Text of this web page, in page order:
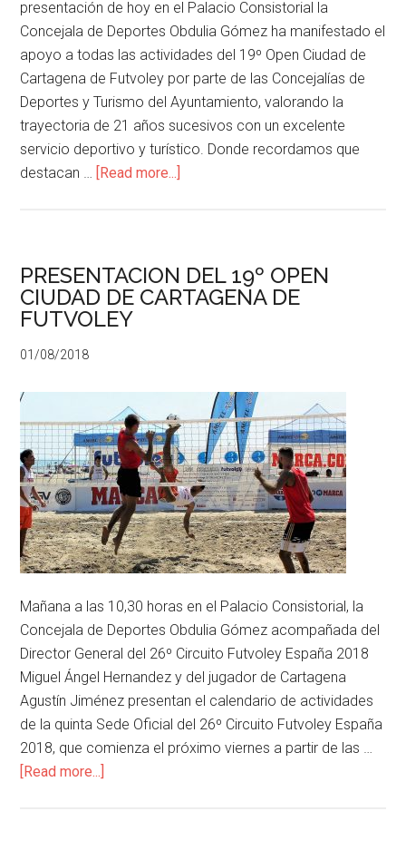
presentación de hoy en el Palacio Consistorial la
Concejala de Deportes Obdulia Gómez ha manifestado el
apoyo a todas las actividades del 19º Open Ciudad de
Cartagena de Futvoley por parte de las Concejalías de
Deportes y Turismo del Ayuntamiento, valorando la
trayectoria de 21 años sucesivos con un excelente
servicio deportivo y turístico. Donde recordamos que
destacan … [Read more...]
PRESENTACION DEL 19º OPEN
CIUDAD DE CARTAGENA DE
FUTVOLEY
01/08/2018
Mañana a las 10,30 horas en el Palacio Consistorial, la
Concejala de Deportes Obdulia Gómez acompañada del
Director General del 26º Circuito Futvoley España 2018
Miguel Ángel Hernandez y del jugador de Cartagena
Agustín Jiménez presentan el calendario de actividades
de la quinta Sede Oficial del 26º Circuito Futvoley España
2018, que comienza el próximo viernes a partir de las …
[Read more...]